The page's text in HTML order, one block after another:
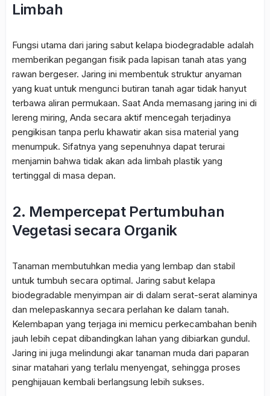
Limbah
Fungsi utama dari jaring sabut kelapa biodegradable adalah
memberikan pegangan fisik pada lapisan tanah atas yang
rawan bergeser. Jaring ini membentuk struktur anyaman
yang kuat untuk mengunci butiran tanah agar tidak hanyut
terbawa aliran permukaan. Saat Anda memasang jaring ini di
lereng miring, Anda secara aktif mencegah terjadinya
pengikisan tanpa perlu khawatir akan sisa material yang
menumpuk. Sifatnya yang sepenuhnya dapat terurai
menjamin bahwa tidak akan ada limbah plastik yang
tertinggal di masa depan.
2. Mempercepat Pertumbuhan
Vegetasi secara Organik
Tanaman membutuhkan media yang lembap dan stabil
untuk tumbuh secara optimal. Jaring sabut kelapa
biodegradable menyimpan air di dalam serat-serat alaminya
dan melepaskannya secara perlahan ke dalam tanah.
Kelembapan yang terjaga ini memicu perkecambahan benih
jauh lebih cepat dibandingkan lahan yang dibiarkan gundul.
Jaring ini juga melindungi akar tanaman muda dari paparan
sinar matahari yang terlalu menyengat, sehingga proses
penghijauan kembali berlangsung lebih sukses.